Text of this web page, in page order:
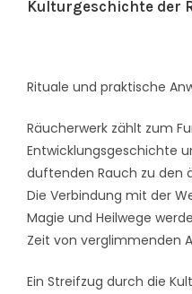
Kulturgeschichte der
Rituale und praktische
Räucherwerk zählt zum
Entwicklungsgeschichte
duftenden Rauch zu den
Die Verbindung mit der
Magie und Heilwege
Zeit von verglimmenden
Ein Streifzug durch die